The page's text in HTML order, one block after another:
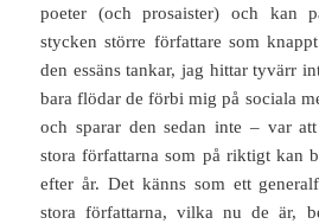
poeter (och prosaister) och kan
stycken större författare som
den essäns tankar, jag hittar tyvärr
bara flödar de förbi mig på sociala
och sparar den sedan inte – var
stora författarna som på riktigt kan
efter år. Det känns som ett
stora författarna, vilka nu de är,